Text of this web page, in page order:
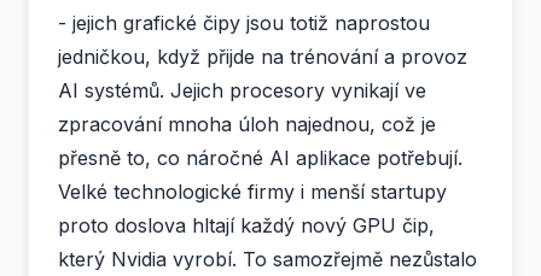
- jejich grafické čipy jsou totiž naprostou
jedničkou, když přijde na trénování a provoz
AI systémů. Jejich procesory vynikají ve
zpracování mnoha úloh najednou, což je
přesně to, co náročné AI aplikace potřebují.
Velké technologické firmy i menší startupy
proto doslova hltají každý nový GPU čip,
který Nvidia vyrobí. To samozřejmě nezůstalo